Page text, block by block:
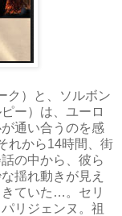
ク）と、ソルボン
ー）は、ユーロ
通い合うのを感
れから14時間、街
の中から、彼ら
揺れ動きが見え
ていた…。セリ
リジェンヌ。祖